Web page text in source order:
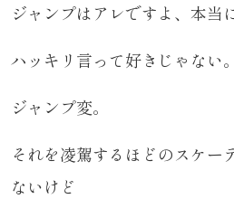
ジャンプはアレですよ、本当に
ハッキリ言って好きじゃない。
ジャンプ変。
それを凌駕するほどのスケー
ないけど